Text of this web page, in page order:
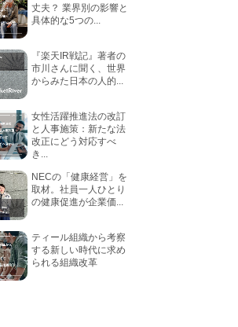
丈夫？ 業界別の影響と
具体的な5つの...
『楽天IR戦記』著者の
市川さんに聞く、世界
からみた日本の人的...
女性活躍推進法の改訂
と人事施策：新たな法
改正にどう対応すべ
き...
NECの「健康経営」を
取材。社員一人ひとり
の健康促進が企業価...
ティール組織から考察
する新しい時代に求め
られる組織改革